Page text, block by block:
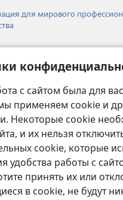
с сайтом была для
применяем cookie и
Некоторые cookie
и их нельзя
cookie, которые
удобства работы с
принять их или
в cookie, не будут
для мирового
БИБЛИОТЕКА Сторожевой
®
®
Library